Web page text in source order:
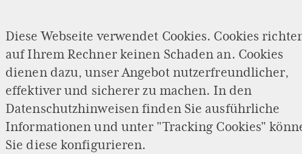
Diese Webseite verwendet Cookies. Cookies
auf Ihrem Rechner keinen Schaden an. Cookies
dienen dazu, unser Angebot nutzerfreundlicher,
effektiver und sicherer zu machen. In den
Datenschutzhinweisen finden Sie ausführliche
Informationen und unter "Tracking Cookies"
Sie diese konfigurieren.